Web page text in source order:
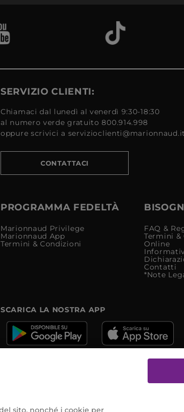
SERVIZIO CLIENTI:
Chiamaci dal lunedì al venerdì 9:30-18:30
al numero verde gratuito 800.914.998
oppure scrivici a servizioclienti@marionnaud.it
CONTATTACI
PROGRAMMA FEDELTÀ
Marionnaud Privilege
Marionnaud App
Termini & Condizioni
FAQ &
Termini &
Online
Contatti
*Note
SCARICA LA NOSTRA APP
sito, nonché i cookie per